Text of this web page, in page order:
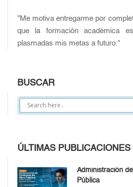
"Me motiva entregarme por
que la formación académica
plasmadas mis metas a futuro."
BUSCAR
ÚLTIMAS PUBLICACIONES
Administración
Pública